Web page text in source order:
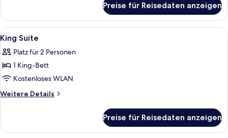
Suite
Preise für Reisedaten anzeigen
Alle
Fotos
für
King
Suite
anzeigen
Hochwertige Bettwaren, Select-
10
King Suite
Platz für 2 Personen
1 King-Bett
Kostenloses WLAN
Weitere Details
Weitere
Suite
Preise für Reisedaten anzeigen